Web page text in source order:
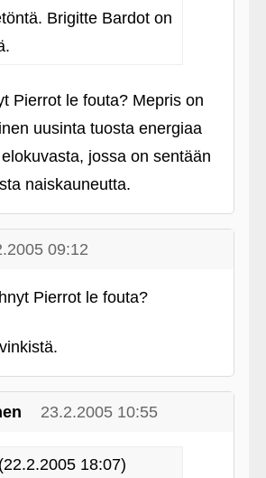
Brigitte Bardot on
Pierrot le fouta? Mepris on
uusinta tuosta energiaa
jossa on sentään
naiskauneutta.
09:12
Pierrot le fouta?
23.2.2005 10:55
18:07)